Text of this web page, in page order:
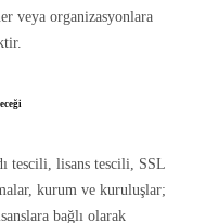
veya organizasyonlara
tescili, lisans tescili, SSL
kurum ve kuruluşlar;
bağlı olarak